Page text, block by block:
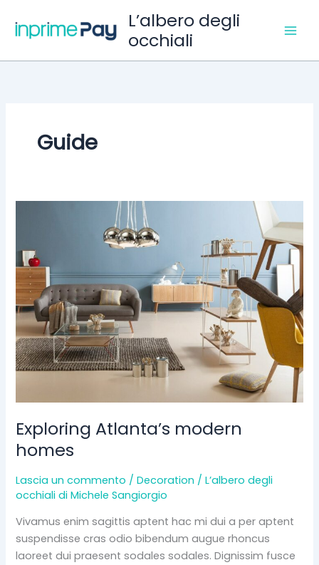
contenuto
L’albero degli
occhiali
Guide
Exploring Atlanta’s modern
homes
Lascia un commento /Decoration /L’albero degli
occhiali di Michele Sangiorgio
Vivamus enim sagittis aptent hac mi dui a per aptent
suspendisse cras odio bibendum augue rhoncus
laoreet dui praesent sodales sodales. Dignissim fusce
homes